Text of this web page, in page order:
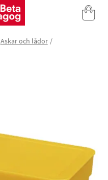
Mina Sidor
Askar och lådor